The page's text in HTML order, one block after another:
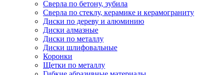
Сверла по бетону, зубила
Сверла по стеклу, керамике и керамограниту
Диски по дереву и алюминию
Диски алмазные
Диски по металлу
Диски шлифовальные
Коронки
Щетки по металлу